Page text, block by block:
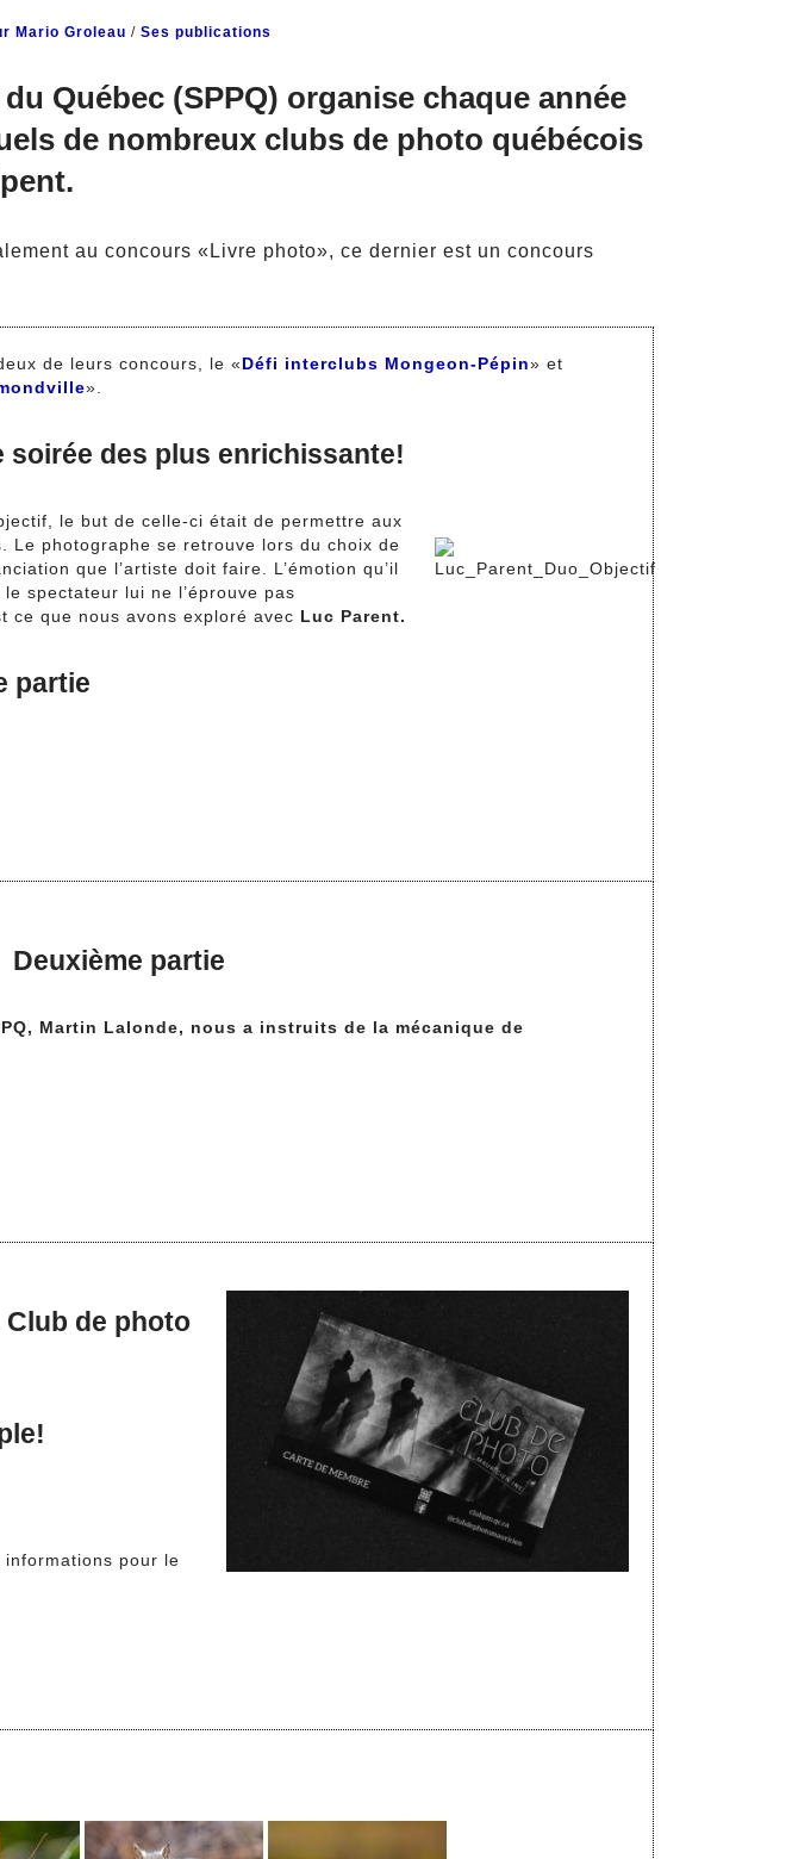
Mario Groleau /Ses publications
Québec (SPPQ) organise chaque année
de nombreux clubs de photo québécois
au concours «Livre photo», ce dernier est un concours
de leurs concours, le «Défi interclubs Mongeon-Pépin» et
».
soirée des plus enrichissante!
le but de celle-ci était de permettre aux
Le photographe se retrouve lors du choix de
que l’artiste doit faire. L’émotion qu’il
spectateur lui ne l’éprouve pas
ce que nous avons exploré avec Luc Parent.
partie
Deuxième partie
Martin Lalonde, nous a instruits de la mécanique de
Club de photo
pour le